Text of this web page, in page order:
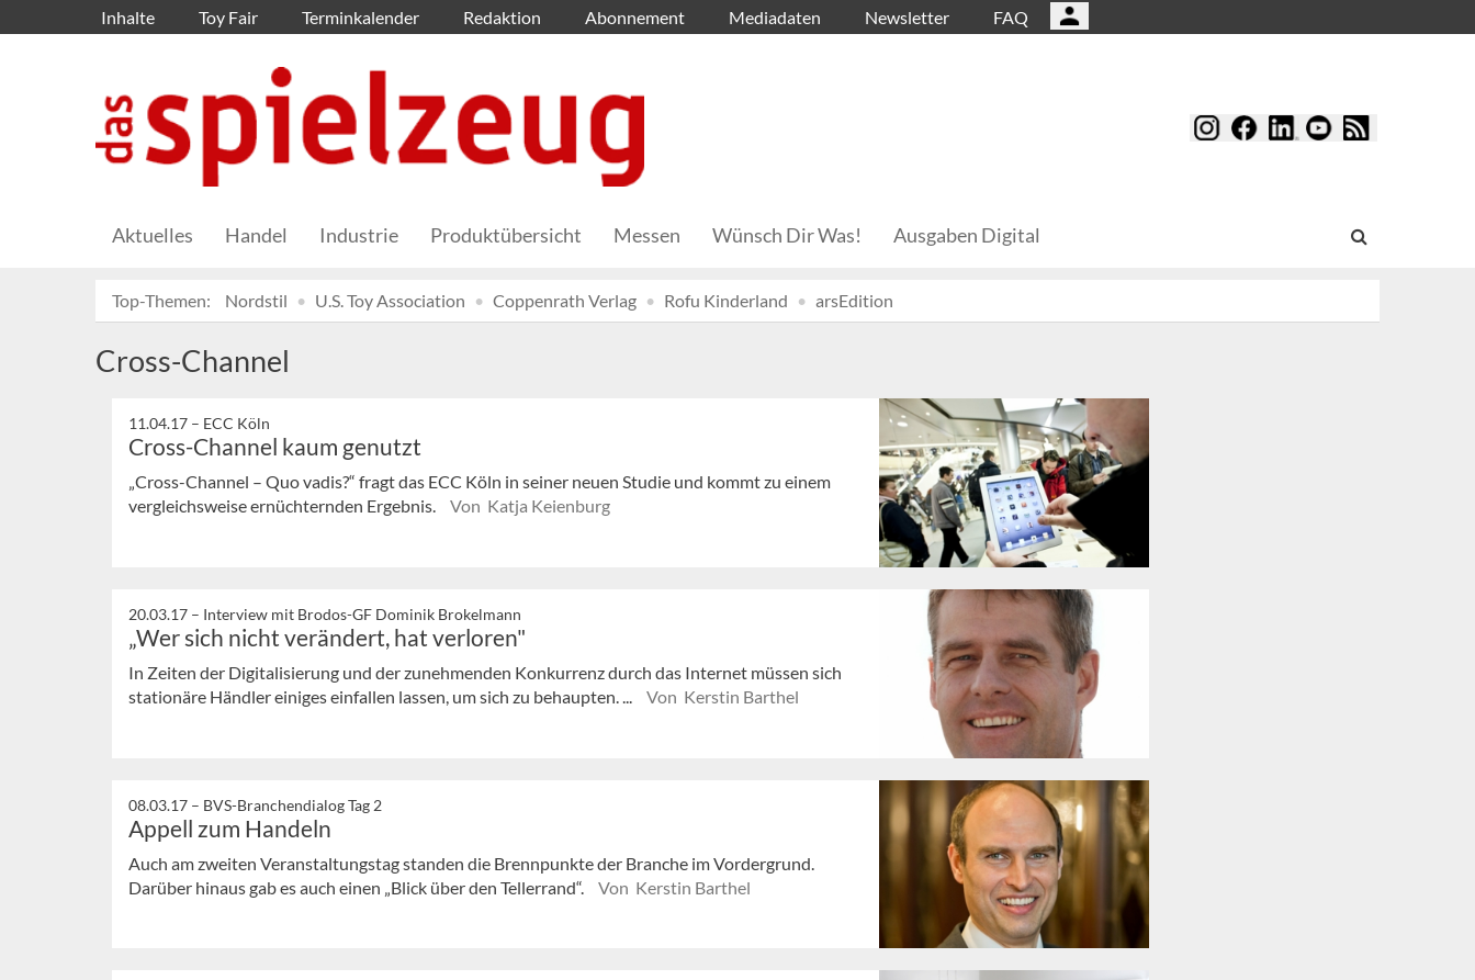
Inhalte Toy Fair Terminkalender Redaktion Abonnement Mediadaten Newsletter FAQ
Aktuelles Handel Industrie Produktübersicht Messen Wünsch Dir Was! Ausgaben Digital
Top-Themen: Nordstil U.S. Toy Association Coppenrath Verlag Rofu Kinderland arsEdition
Cross-Channel
11.04.17 – ECC Köln
Cross-Channel kaum genutzt
„Cross-Channel – Quo vadis?“ fragt das ECC Köln in seiner neuen Studie und kommt zu einem
vergleichsweise ernüchternden Ergebnis.
Von Katja Keienburg
20.03.17 – Interview mit Brodos-GF Dominik Brokelmann
„Wer sich nicht verändert, hat verloren"
In Zeiten der Digitalisierung und der zunehmenden Konkurrenz durch das Internet müssen sich
stationäre Händler einiges einfallen lassen, um sich zu behaupten. ...
Von Kerstin Barthel
08.03.17 – BVS-Branchendialog Tag 2
Appell zum Handeln
Auch am zweiten Veranstaltungstag standen die Brennpunkte der Branche im Vordergrund.
Darüber hinaus gab es auch einen „Blick über den Tellerrand“.
Von Kerstin Barthel